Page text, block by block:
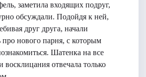
заметила входящих подруг,
обсуждали. Подойдя к ней,
друг друга, начали
про нового парня, с которым
Шатенка на все
восклицания отвечала только